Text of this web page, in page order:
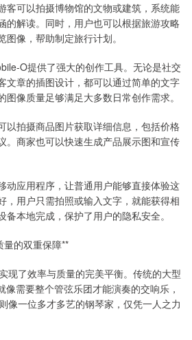
客可以拍摄博物馆的文物或建筑，系统能
的解读。同时，用户也可以根据旅游攻略
像，帮助制定旅行计划。
O提供了强大的创作工具。无论是社交
文章的插图设计，都可以通过简单的文字
像质量足够满足大多数日常创作需求。
以拍摄商品图片获取详细信息，包括价格
。商家也可以快速生成产品展示图和宣传
动应用程序，让普通用户能够直接体验这
，用户只需拍照或输入文字，就能获得相
本地完成，保护了用户的隐私安全。
量的双重保障**
现了效率与质量的完美平衡。传统的大型
需要整个管弦乐团才能演奏的交响乐，
像一位多才多艺的钢琴家，仅凭一人之力